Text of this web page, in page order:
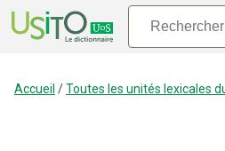
Accueil /Toutes les unités lexicales